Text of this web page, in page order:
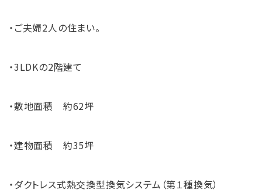
・ご夫婦2人の住まい。
・3LDKの2階建て
・敷地面積 約62坪
・建物面積 約35坪
・ダクトレス式熱交換型換気システム（第１種換気）